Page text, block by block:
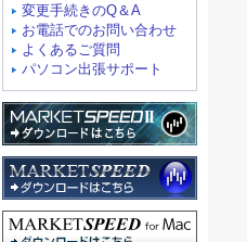
変更手続きのQ＆A
お電話でのお問い合わせ
よくあるご質問
パソコン出張サポート